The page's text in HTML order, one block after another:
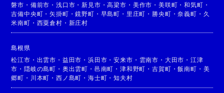
磐市 ・ 備前市 ・浅口市 ・新見市 ・高梁市 ・ 美作市 ・ 美咲町 ・和気町 ・
吉備中央町 ・矢掛町 ・鏡野町 ・ 早島町 ・ 里庄町 ・ 勝央町 ・奈義町 ・ 久
米南町 ・ 西粟倉村 ・ 新庄村
島根県
松江市 ・ 出雲市 ・ 益田市 ・浜田市 ・安来市 ・ 雲南市 ・ 大田市 ・ 江津
市 ・隠岐の島町 ・ 奥出雲町 ・ 邑南町 ・津和野町 ・吉賀町 ・飯南町 ・ 美
郷町 ・ 川本町 ・西ノ島町 ・海士町 ・知夫村